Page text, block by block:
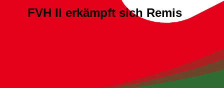
FVH II erkämpft sich Remis